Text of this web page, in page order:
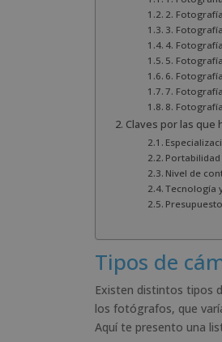
2.
3.
4.
5.
6.
7.
8.
Claves por las
Nivel de
Tecnología
Tipos de
Existen distintos tipos
los fotógrafos, que
Aquí te presento una